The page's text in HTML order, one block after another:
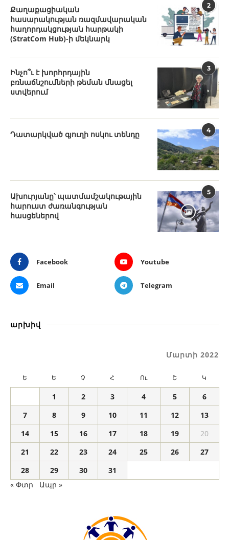
2
Քաղաքացիական
հասարակության ռազմավարական
հաղորդակցության հարթակի
(StratCom Hub)-ի մեկնարկ
3
Ինչո՞ւ է խորհրդային
բռնաճնշումների թեման մնացել
ստվերում
4
Դատարկված գյուղի ոսկու տենդը
5
Ախուրյանը՝ պատմամշակութային
հարուստ ժառանգության
հասցեներով
Facebook Youtube
Email Telegram
արխիվ
Մարտի 2022
Ե Ե Չ Հ Ու Շ Կ
1 2 3 4 5
6
7
8 9 10 11 12
13
14
15 16 17 18 19
20
21
22 23 24 25 26
27
28
29 30
31
« Փտր
Ապր »